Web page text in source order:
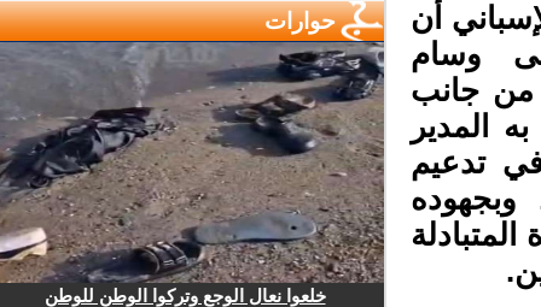
أن
وسام
جانب
المدير
تدعيم
وبجهوده
حوارات
خلعوا نعال الوجع وتركوا الوطن للوطن